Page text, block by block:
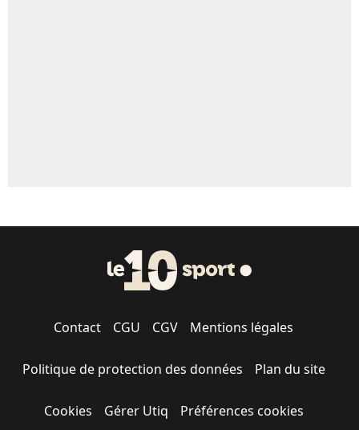
Contact CGU CGV Mentions légales
Politique de protection des données Plan du site
Cookies Gérer Utiq Préférences cookies